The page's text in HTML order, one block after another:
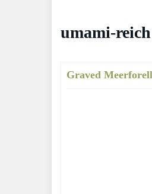
umami-reich
Graved